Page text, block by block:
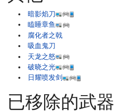
暗影焰刀
瞌睡章鱼
腐化者之戟
吸血鬼刀
天龙之怒
破晓之光
日耀喷发剑
已移除的武器